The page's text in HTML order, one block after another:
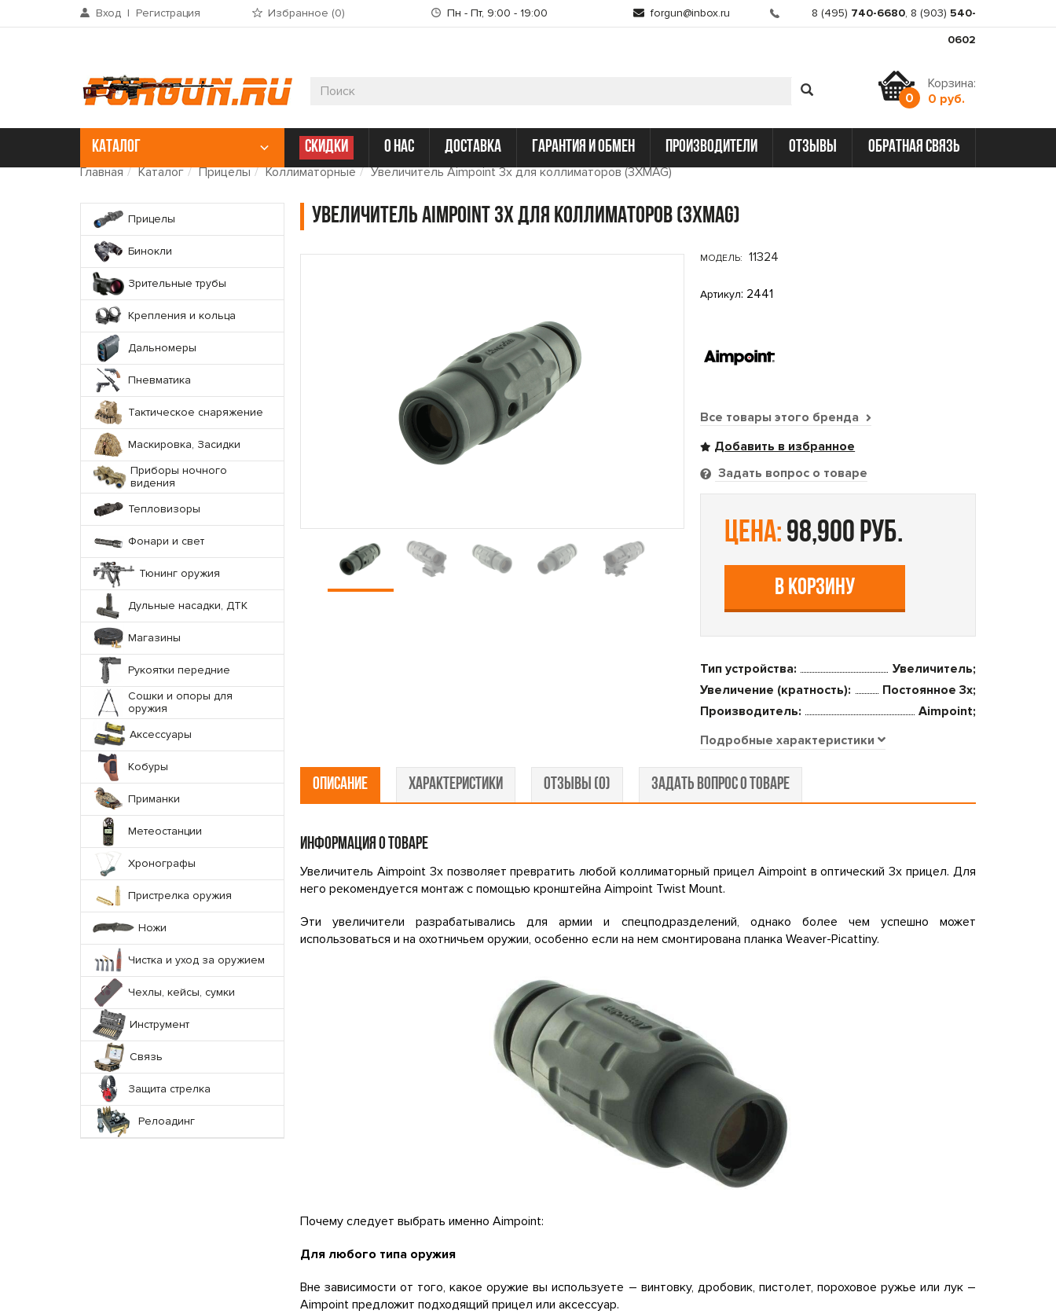
Вход | Регистрация Избранное (0) Пн - Пт, 9:00 - 19:00 forgun@inbox.ru 8 (495) 740-6680, 8 (903) 540-
0602
0
Корзина:
0 руб.
КАТАЛОГ СКИДКИ о нас доставка гарантия и обмен производители отзывы обратная связь
Главная Каталог Прицелы Коллиматорные Увеличитель Aimpoint 3х для коллиматоров (3XMAG)
Прицелы
Бинокли
Зрительные трубы
Крепления и кольца
Дальномеры
Пневматика
Тактическое снаряжение
Маскировка, Засидки
Приборы ночного
видения
Тепловизоры
Фонари и свет
Тюнинг оружия
Дульные насадки, ДТК
Магазины
Рукоятки передние
Сошки и опоры для
оружия
Аксессуары
Кобуры
Приманки
Метеостанции
Хронографы
Пристрелка оружия
Ножи
Чистка и уход за оружием
Чехлы, кейсы, сумки
Инструмент
Связь
Защита стрелка
Релоадинг
Увеличитель Aimpoint 3х для коллиматоров (3XMAG)
МОДЕЛЬ: 11324
Артикул: 2441
Все товары этого бренда
Задать вопрос о товаре
цена: 98,900 руб.
В КОРЗИНУ
Тип устройства:
Увеличитель;
Увеличение (кратность):
Постоянное 3x;
Производитель:
Aimpoint;
Подробные характеристики
ОПИСАНИЕ ХАРАКТЕРИСТИКИ ОТЗЫВЫ (0) ЗАДАТЬ ВОПРОС О ТОВАРЕ
ИНФОРМАЦИЯ О ТОВАРЕ
Увеличитель Aimpoint 3x позволяет превратить любой коллиматорный прицел Aimpoint в оптический 3х прицел. Для
него рекомендуется монтаж с помощью кронштейна Aimpoint Twist Mount.
Эти увеличители разрабатывались для армии и спецподразделений, однако более чем успешно может
использоваться и на охотничьем оружии, особенно если на нем смонтирована планка Weaver-Picattiny.
Почему следует выбрать именно Aimpoint:
Для любого типа оружия
Вне зависимости от того, какое оружие вы используете – винтовку, дробовик, пистолет, пороховое ружье или лук –
Aimpoint предложит подходящий прицел или аксессуар.